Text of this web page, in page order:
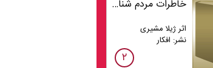
خاطرات مردم شناسان ایران
اثر ژیلا مشیری
نشر: افکار
۲